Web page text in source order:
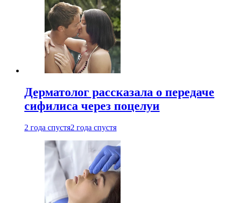
Дерматолог рассказала о передаче
сифилиса через поцелуи
2 года спустя2 года спустя